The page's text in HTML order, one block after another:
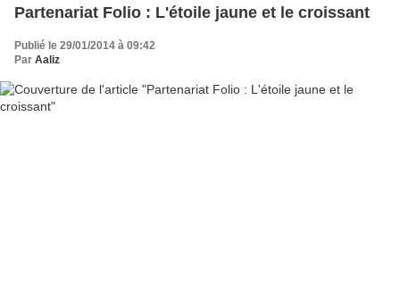
Partenariat Folio : L'étoile jaune et le croissant
Publié le 29/01/2014 à 09:42
Par Aaliz